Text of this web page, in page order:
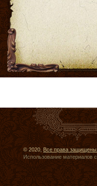
© 2020,Все права защищены.
Использование материалов